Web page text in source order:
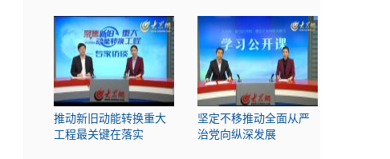
推动新旧动能转换重大
工程最关键在落实
坚定不移推动全面从严
治党向纵深发展